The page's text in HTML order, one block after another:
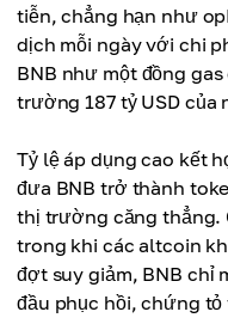
tiễn, chẳng hạn như
dịch mỗi ngày với chi
BNB như một đồng
trường 187 tỷ USD của
Tỷ lệ áp dụng cao kết
đưa BNB trở thành
thị trường căng thẳng.
trong khi các altcoin
đợt suy giảm, BNB chỉ
đầu phục hồi, chứng